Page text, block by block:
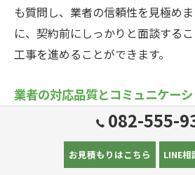
も質問し、業者の信頼性を見極め
に、契約前にしっかりと面談する
工事を進めることができます。
業者の対応品質とコミュニケー
解体工事を安心して任せるために
コミュニケーションが非常に重要
積もり依頼に対する迅速な対応は
082-555-
お見積もりはこちら LINE相